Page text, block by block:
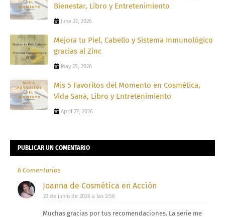
Bienestar, Libro y Entretenimiento
June 22, 2026
Mejora tu Piel, Cabello y Sistema Inmunológico
gracias al Zinc
May 25, 2026
Mis 5 Favoritos del Momento en Cosmética,
Vida Sana, Libro y Entretenimiento
April 27, 2026
PUBLICAR UN COMENTARIO
6 Comentarios
Joanna de Cosmética en Acción
22 de junio de 2026 a las 3:56
Muchas gracias por tus recomendaciones. La serie me